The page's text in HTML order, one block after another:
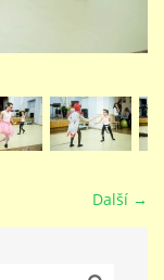
Další →